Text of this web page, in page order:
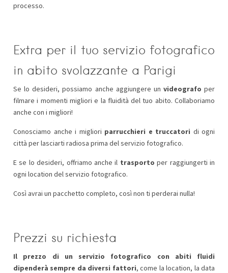
processo.
Extra per il tuo servizio fotografico
in abito svolazzante a Parigi
Se lo desideri, possiamo anche aggiungere un videografo per
filmare i momenti migliori e la fluidità del tuo abito. Collaboriamo
anche con i migliori!
Conosciamo anche i migliori parrucchieri e truccatori di ogni
città per lasciarti radiosa prima del servizio fotografico.
E se lo desideri, offriamo anche il trasporto per raggiungerti in
ogni location del servizio fotografico.
Così avrai un pacchetto completo, così non ti perderai nulla!
Prezzi su richiesta
Il prezzo di un servizio fotografico con abiti fluidi
dipenderà sempre da diversi fattori, come la location, la data